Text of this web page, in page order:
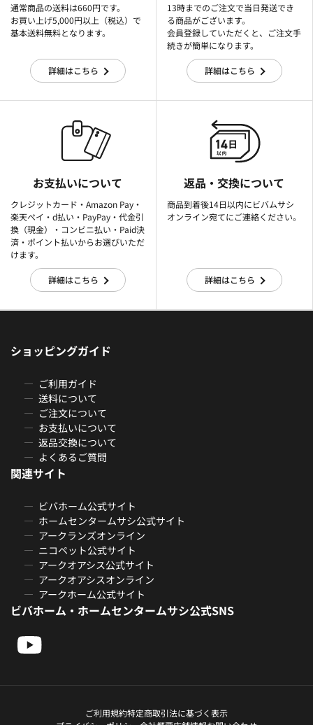
通常商品の送料は660円です。
お買い上げ5,000円以上（税込）で
基本送料無料となります。
詳細はこちら
13時までのご注文で当日発送でき
る商品がございます。
会員登録していただくと、ご注文手
続きが簡単になります。
詳細はこちら
お支払いについて
クレジットカード・Amazon Pay・
楽天ぺイ・d払い・PayPay・代金引
換（現金）・コンビニ払い・Paid決
済・ポイント払いからお選びいただ
けます。
詳細はこちら
返品・交換について
商品到着後14日以内にビバムサシ
オンライン宛てにご連絡ください。
詳細はこちら
ショッピングガイド
ご利用ガイド
送料について
ご注文について
お支払いについて
返品交換について
よくあるご質問
関連サイト
ビバホーム公式サイト
ホームセンタームサシ公式サイト
アークランズオンライン
ニコペット公式サイト
アークオアシス公式サイト
アークオアシスオンライン
アークホーム公式サイト
ビバホーム・ホームセンタームサシ公式SNS
ご利用規約特定商取引法に基づく表示